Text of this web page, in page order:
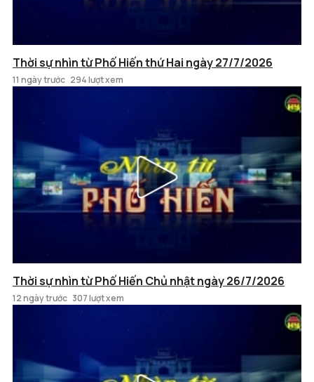
Thời sự nhìn từ Phố Hiến thứ Hai ngày 27/7/2026
11 ngày trước 294 lượt xem
Thời sự nhìn từ Phố Hiến Chủ nhật ngày 26/7/2026
12 ngày trước 307 lượt xem